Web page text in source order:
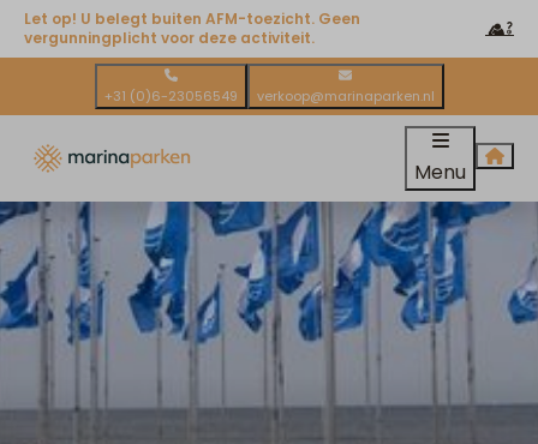
Let op! U belegt buiten AFM-toezicht. Geen
vergunningplicht voor deze activiteit.
+31 (0)6-23056549 verkoop@marinaparken.nl
Menu